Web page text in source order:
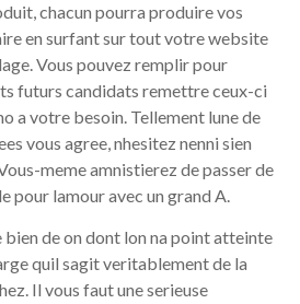
chacun pourra produire vos
en surfant sur tout votre website
Vous pouvez remplir pour
futurs candidats remettre ceux-ci
a votre besoin. Tellement lune de
vous agree, nhesitez nenni sien
meme amnistierez de passer de
pour lamour avec un grand A.
de on dont lon na point atteinte
quil sagit veritablement de la
Il vous faut une serieuse